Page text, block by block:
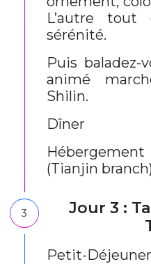
L’autre
sérénité.
Puis baladez-
animé
Shilin.
Dîner
(Tianjin
3
Jour 3 :
Petit-Déjeuner